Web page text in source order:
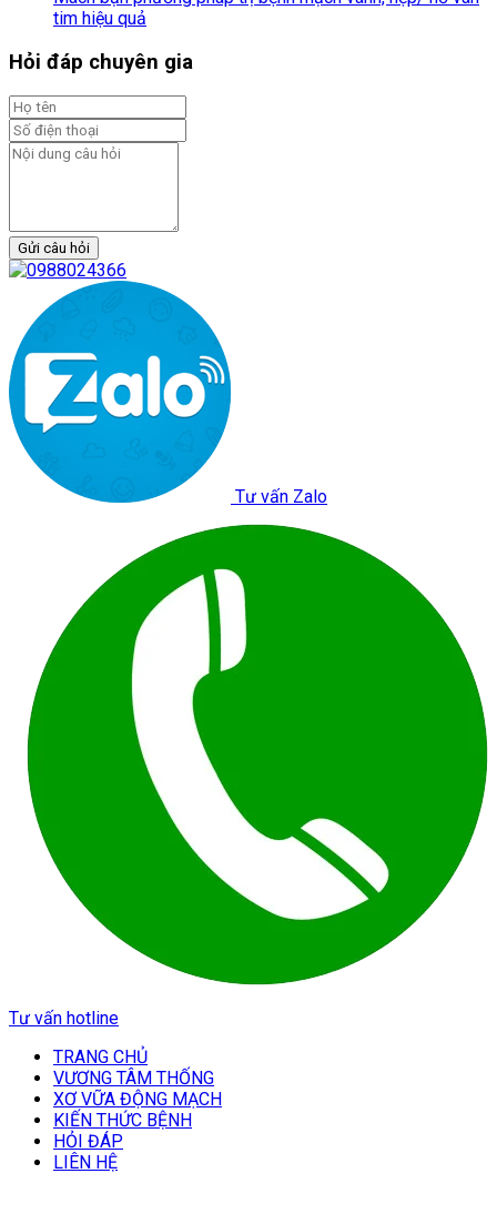
tim hiệu quả
Hỏi đáp chuyên gia
Gửi câu hỏi
Tư vấn Zalo
Tư vấn hotline
TRANG CHỦ
VƯƠNG TÂM THỐNG
XƠ VỮA ĐỘNG MẠCH
KIẾN THỨC BỆNH
HỎI ĐÁP
LIÊN HỆ